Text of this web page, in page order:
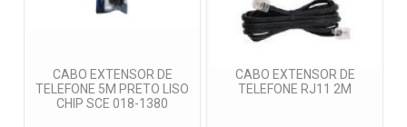
CABO EXTENSOR DE
TELEFONE 5M PRETO LISO
CHIP SCE 018-1380
CABO EXTENSOR DE
TELEFONE RJ11 2M